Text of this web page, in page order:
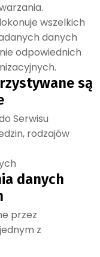
wszelkich
danych
odpowiednich
są
Serwisu
rodzajów
danych
przez
z